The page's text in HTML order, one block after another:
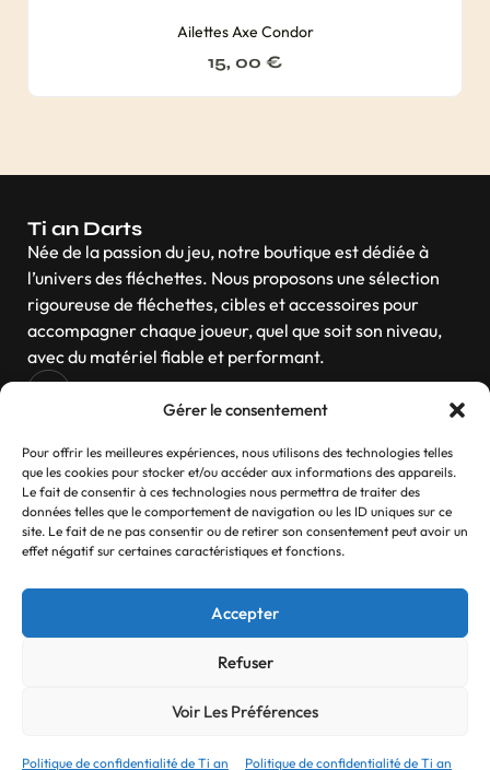
Gérer le consentement
Pour offrir les meilleures expériences, nous utilisons des technologies telles
que les cookies pour stocker et/ou accéder aux informations des appareils.
Le fait de consentir à ces technologies nous permettra de traiter des
données telles que le comportement de navigation ou les ID uniques sur ce
site. Le fait de ne pas consentir ou de retirer son consentement peut avoir un
effet négatif sur certaines caractéristiques et fonctions.
Accepter
Refuser
Voir Les Préférences
Politique de confidentialité de Ti an Politique de confidentialité de Ti an
Ailettes Axe Condor
15, 00 €
Ti an Darts
Née de la passion du jeu, notre boutique est dédiée à
l’univers des fléchettes. Nous proposons une sélection
rigoureuse de fléchettes, cibles et accessoires pour
accompagner chaque joueur, quel que soit son niveau,
avec du matériel fiable et performant.
Navigation
Contactez-nous
Contact
Refonte réalisé parMyck Digital